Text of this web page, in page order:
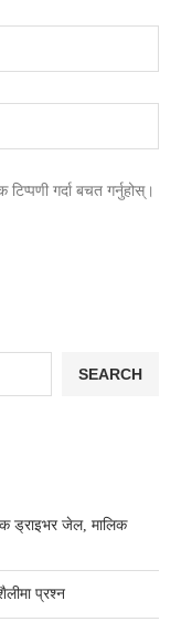
गर्दा बचत गर्नुहोस्।
SEARCH
ड्राइभर जेल, मालिक
प्रश्न